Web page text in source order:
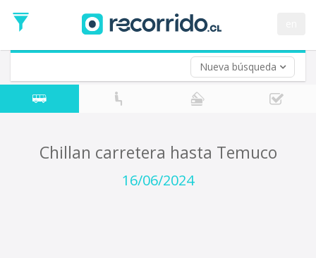
Nueva búsqueda
de
Ida
Vuelta (opcional)
Fecha
de
Chillan carretera hasta Temuco
16/06/2024